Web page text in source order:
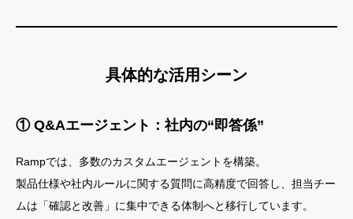
具体的な活用シーン
① Q&Aエージェント：社内の“即答係”
Rampでは、多数のカスタムエージェントを構築。
製品仕様や社内ルールに関する質問に高精度で回答し、担当チー
ムは「確認と改善」に集中できる体制へと移行しています。